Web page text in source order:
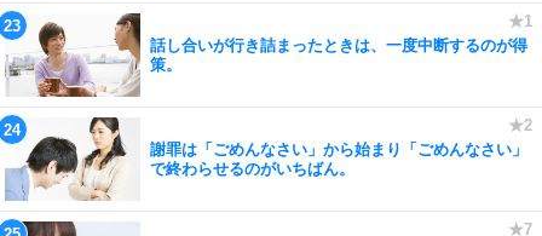
話し合いが行き詰まったときは、一度中断するのが得
策。
謝罪は「ごめんなさい」から始まり「ごめんなさい」
で終わらせるのがいちばん。